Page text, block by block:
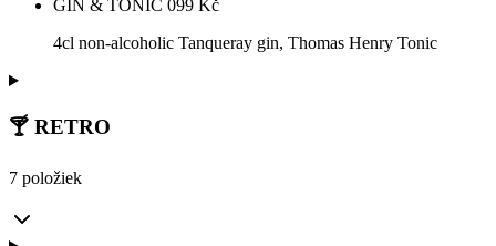
GIN & TONIC 099 Kč
4cl non-alcoholic Tanqueray gin, Thomas Henry Tonic
🍸 RETRO
7 položiek